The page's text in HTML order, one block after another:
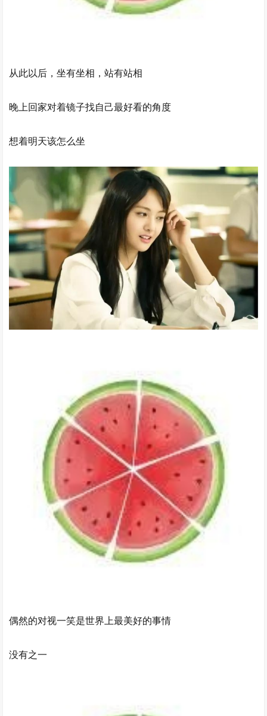
从此以后，坐有坐相，站有站相
晚上回家对着镜子找自己最好看的角度
想着明天该怎么坐
偶然的对视一笑是世界上最美好的事情
没有之一